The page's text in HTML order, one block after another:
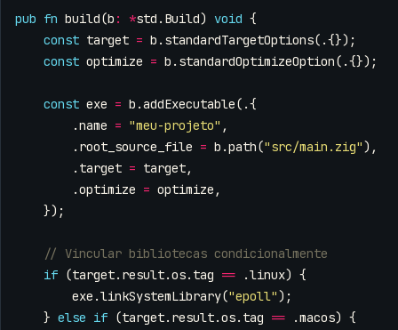
pub fn build(b : *std . Build) void {
const target = b . standardTargetOptions(.{});
const optimize = b . standardOptimizeOption(.{});
const exe = b .addExecutable(.{
.name = "meu-projeto" ,
. root_source_file = b .path("src/main.zig" ),
. target = target,
.optimize = optimize ,
});
if (target. result.os. tag == .linux) {
exe .linkSystemLibrary("epoll" );
} else if (target. result.os. tag == .macos) {